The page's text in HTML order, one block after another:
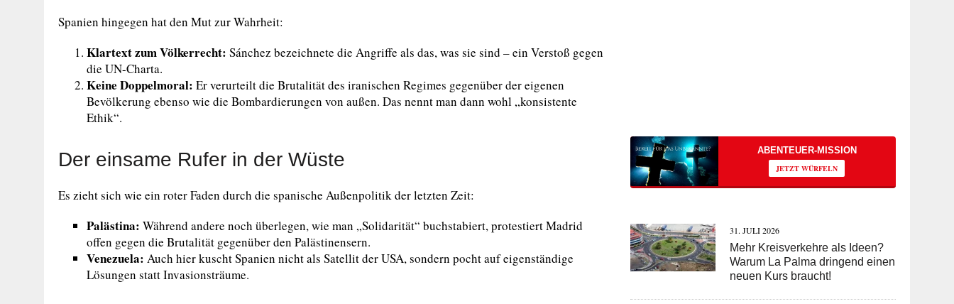
Spanien hingegen hat den Mut zur Wahrheit:
Klartext zum Völkerrecht: Sánchez bezeichnete die Angriffe als das, was sie sind – ein Verstoß gegen
die UN-Charta.
Keine Doppelmoral: Er verurteilt die Brutalität des iranischen Regimes gegenüber der eigenen
Bevölkerung ebenso wie die Bombardierungen von außen. Das nennt man dann wohl „konsistente
Ethik“.
Der einsame Rufer in der Wüste
Es zieht sich wie ein roter Faden durch die spanische Außenpolitik der letzten Zeit:
Palästina: Während andere noch überlegen, wie man „Solidarität“ buchstabiert, protestiert Madrid
offen gegen die Brutalität gegenüber den Palästinensern.
Venezuela: Auch hier kuscht Spanien nicht als Satellit der USA, sondern pocht auf eigenständige
Lösungen statt Invasionsträume.
ABENTEUER-MISSION
JETZT WÜRFELN
31. JULI 2026
Mehr Kreisverkehre als Ideen?
Warum La Palma dringend einen
neuen Kurs braucht!